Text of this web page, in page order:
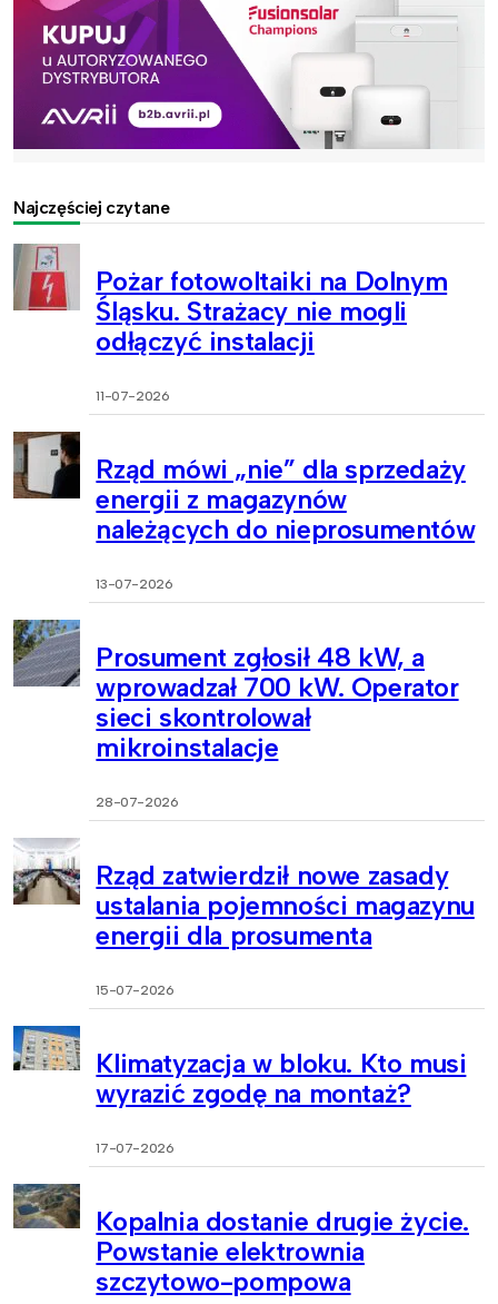
Najczęściej czytane
Pożar fotowoltaiki na Dolnym
Śląsku. Strażacy nie mogli
odłączyć instalacji
11-07-2026
Rząd mówi „nie” dla sprzedaży
energii z magazynów
należących do nieprosumentów
13-07-2026
Prosument zgłosił 48 kW, a
wprowadzał 700 kW. Operator
sieci skontrolował
mikroinstalacje
28-07-2026
Rząd zatwierdził nowe zasady
ustalania pojemności magazynu
energii dla prosumenta
15-07-2026
Klimatyzacja w bloku. Kto musi
wyrazić zgodę na montaż?
17-07-2026
Kopalnia dostanie drugie życie.
Powstanie elektrownia
szczytowo-pompowa